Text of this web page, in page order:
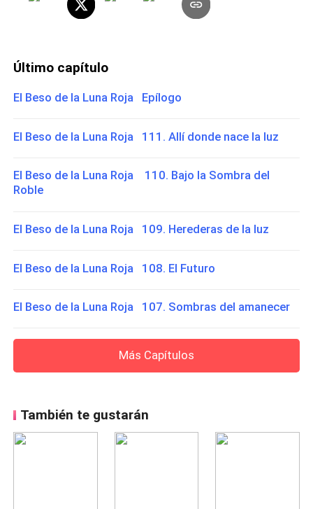
Último capítulo
El Beso de la Luna Roja Epílogo
El Beso de la Luna Roja 111. Allí donde nace la luz
El Beso de la Luna Roja 110. Bajo la Sombra del
Roble
El Beso de la Luna Roja 109. Herederas de la luz
El Beso de la Luna Roja 108. El Futuro
El Beso de la Luna Roja 107. Sombras del amanecer
Más Capítulos
También te gustarán